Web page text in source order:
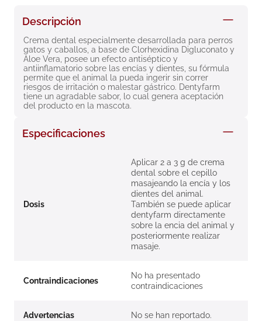
Descripción
Crema dental especialmente desarrollada para perros
gatos y caballos, a base de Clorhexidina Digluconato y
Aloe Vera, posee un efecto antiséptico y
antiinflamatorio sobre las encías y dientes, su fórmula
permite que el animal la pueda ingerir sin correr
riesgos de irritación o malestar gástrico. Dentyfarm
tiene un agradable sabor, lo cual genera aceptación
del producto en la mascota.
Especificaciones
Dosis
Aplicar 2 a 3 g de crema
dental sobre el cepillo
masajeando la encía y los
dientes del animal.
También se puede aplicar
dentyfarm directamente
sobre la encia del animal y
posteriormente realizar
masaje.
Contraindicaciones
No ha presentado
contraindicaciones
Advertencias No se han reportado.
7. isdin
8. roche posay
9. megacistin
10.pañales